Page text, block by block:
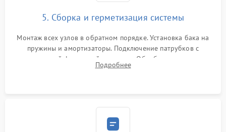
5. Сборка и герметизация системы
Монтаж всех узлов в обратном порядке. Установка бака на
пружины и амортизаторы. Подключение патрубков с
надежной фиксацией хомутами. Обработка стыков
герметиком для предотвращения возможных протечек воды.
Подробнее